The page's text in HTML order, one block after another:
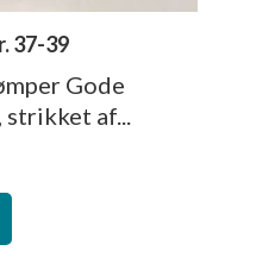
37-39
Gode
af...